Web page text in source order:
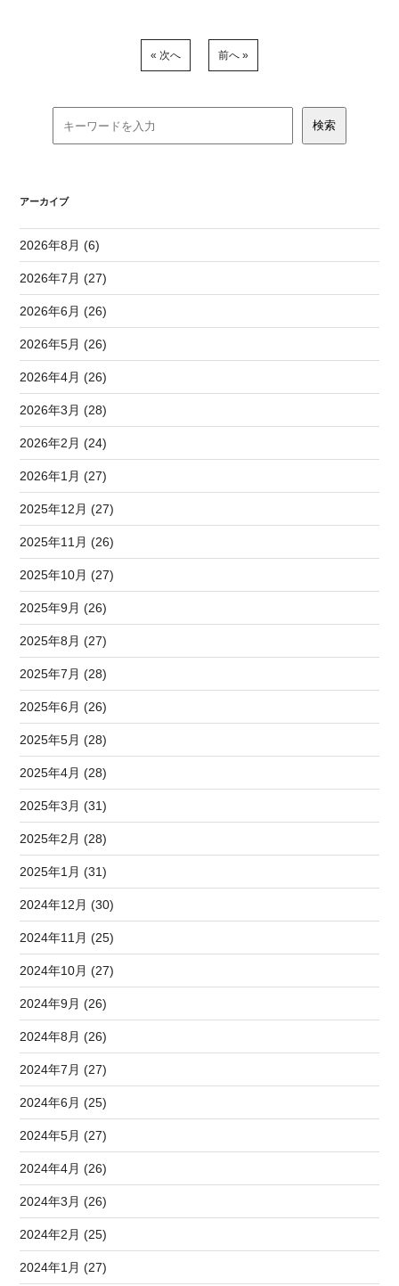
« 次へ 前へ »
アーカイブ
2026年8月 (6)
2026年7月 (27)
2026年6月 (26)
2026年5月 (26)
2026年4月 (26)
2026年3月 (28)
2026年2月 (24)
2026年1月 (27)
2025年12月 (27)
2025年11月 (26)
2025年10月 (27)
2025年9月 (26)
2025年8月 (27)
2025年7月 (28)
2025年6月 (26)
2025年5月 (28)
2025年4月 (28)
2025年3月 (31)
2025年2月 (28)
2025年1月 (31)
2024年12月 (30)
2024年11月 (25)
2024年10月 (27)
2024年9月 (26)
2024年8月 (26)
2024年7月 (27)
2024年6月 (25)
2024年5月 (27)
2024年4月 (26)
2024年3月 (26)
2024年2月 (25)
2024年1月 (27)